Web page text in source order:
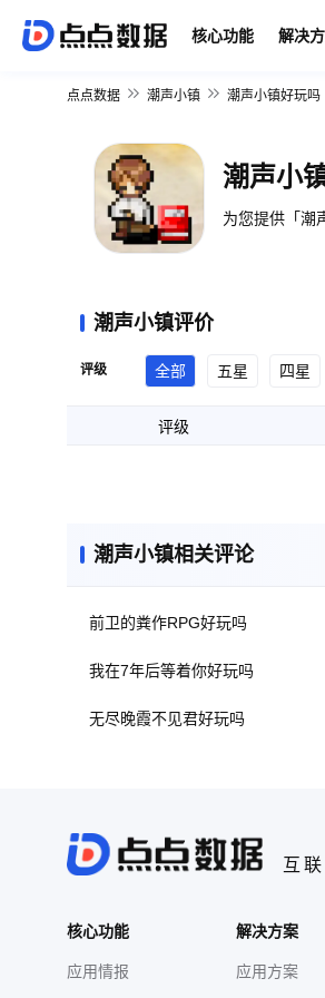
核心功能 解决
点点数据 潮声小镇 潮声小镇好玩吗
潮声小
为您提供「潮
潮声小镇评价
评级 全部 五星 四星
评级
潮声小镇相关评论
前卫的粪作RPG好玩吗
我在7年后等着你好玩吗
无尽晚霞不见君好玩吗
互
核心功能
应用情报
解决方案
应用方案